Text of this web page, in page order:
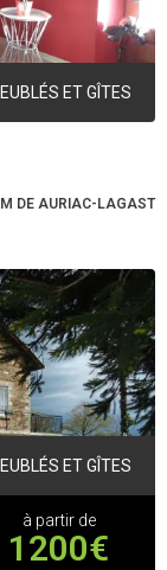
ET GÎTES
DE AURIAC-LAGAST
ET GÎTES
à partir de
1200€